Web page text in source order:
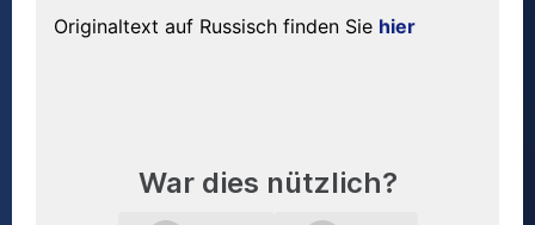
Originaltext auf Russisch finden Sie hier
War dies nützlich?